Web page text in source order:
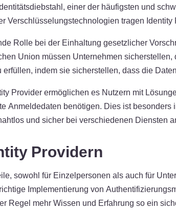
einer der häufigsten und
Verschlüsselungstechnologien tragen
Rolle bei der Einhaltung gesetzlicher
Union müssen Unternehmen
indem sie sicherstellen, dass die
Provider ermöglichen es Nutzern mit
Anmeldedaten benötigen. Dies ist
und sicher bei verschiedenen Diensten
Providern
sowohl für Einzelpersonen als auch für
Implementierung von
Regel mehr Wissen und Erfahrung so ein